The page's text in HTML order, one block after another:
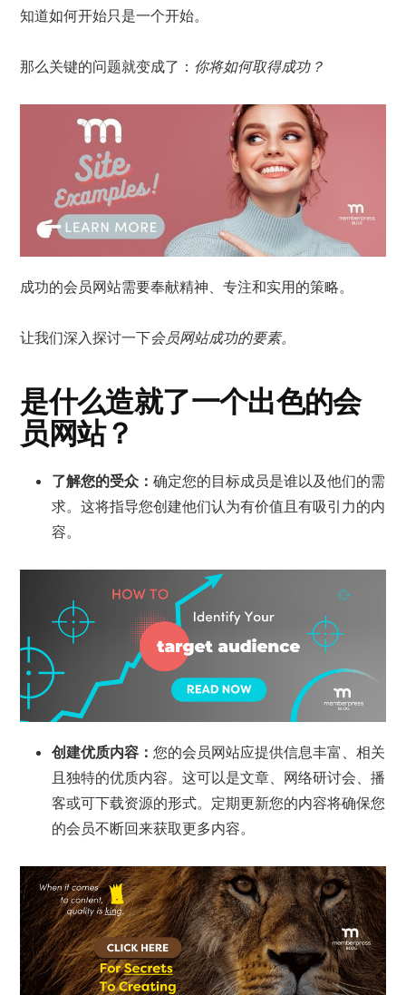
知道如何开始只是一个开始。
那么关键的问题就变成了： 你将如何取得成功？
成功的会员网站需要奉献精神、专注和实用的策略。
让我们深入探讨一下会员网站成功的要素。
是什么造就了一个出色的会
员网站？
了解您的受众：确定您的目标成员是谁以及他们的需
求。这将指导您创建他们认为有价值且有吸引力的内
容。
创建优质内容：您的会员网站应提供信息丰富、相关
且独特的优质内容。这可以是文章、网络研讨会、播
客或可下载资源的形式。定期更新您的内容将确保您
的会员不断回来获取更多内容。